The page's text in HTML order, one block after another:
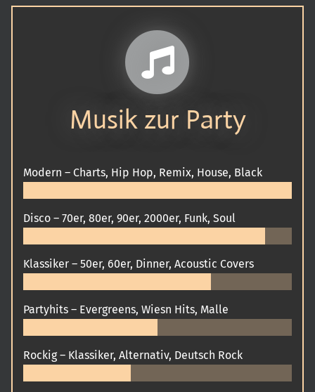
Musik zur Party
Modern – Charts, Hip Hop, Remix, House, Black
Disco – 70er, 80er, 90er, 2000er, Funk, Soul
Klassiker – 50er, 60er, Dinner, Acoustic Covers
Partyhits – Evergreens, Wiesn Hits, Malle
Rockig – Klassiker, Alternativ, Deutsch Rock